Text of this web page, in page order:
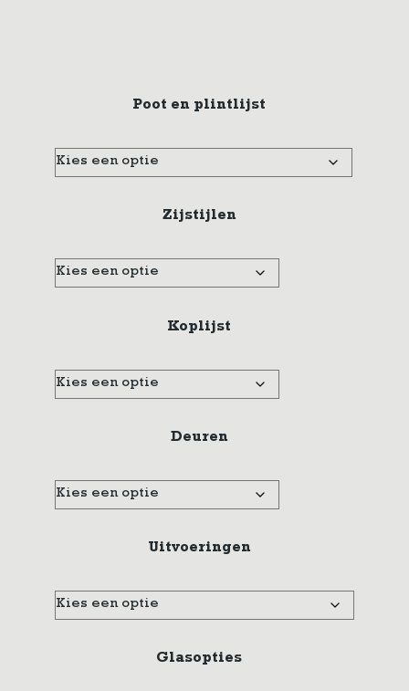
Poot en plintlijst
Zijstijlen
Koplijst
Deuren
Uitvoeringen
Glasopties